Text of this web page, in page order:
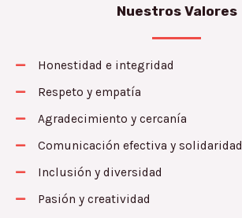
Nuestros Valores
Honestidad e integridad
Respeto y empatía
Agradecimiento y cercanía
Comunicación efectiva y solidaridad
Inclusión y diversidad
Pasión y creatividad